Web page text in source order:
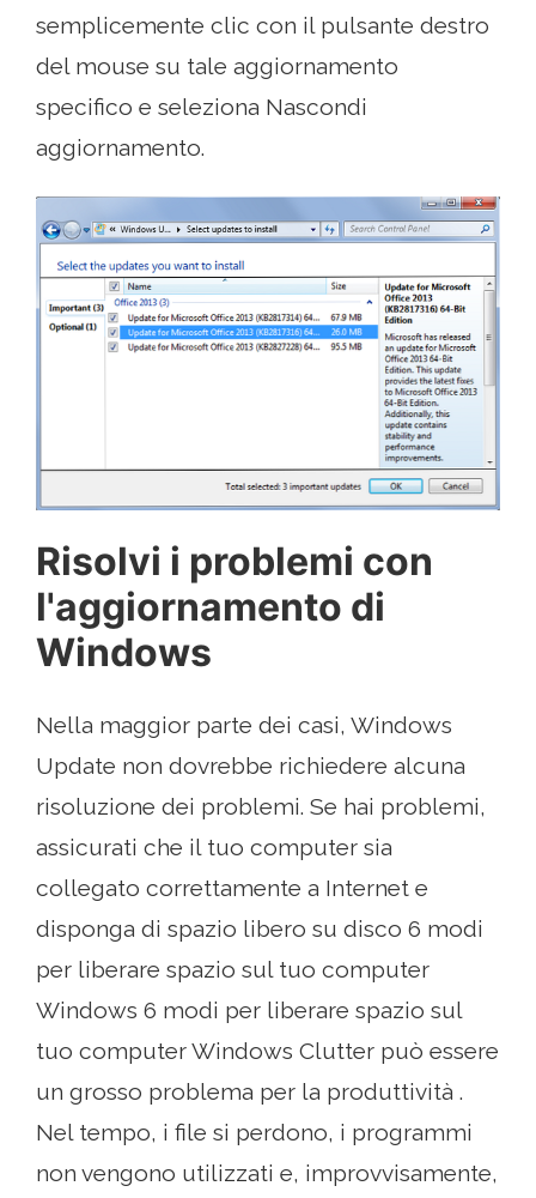
semplicemente clic con il pulsante destro
del mouse su tale aggiornamento
specifico e seleziona Nascondi
aggiornamento.
Risolvi i problemi con
l'aggiornamento di
Windows
Nella maggior parte dei casi, Windows
Update non dovrebbe richiedere alcuna
risoluzione dei problemi. Se hai problemi,
assicurati che il tuo computer sia
collegato correttamente a Internet e
disponga di spazio libero su disco 6 modi
per liberare spazio sul tuo computer
Windows 6 modi per liberare spazio sul
tuo computer Windows Clutter può essere
un grosso problema per la produttività .
Nel tempo, i file si perdono, i programmi
non vengono utilizzati e, improvvisamente,